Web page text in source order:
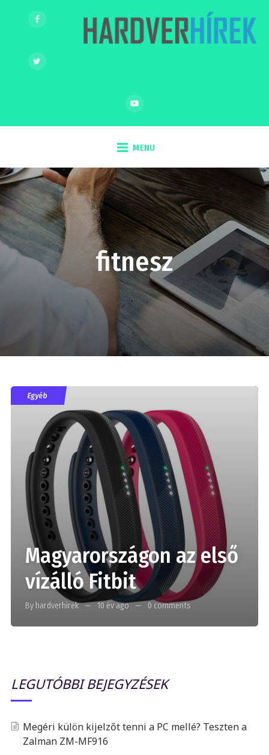
MENU
fitnesz
Egyéb
Magyarországon az első
vízálló Fitbit
By hardverhirek 10 év ago 0 comments
LEGUTÓBBI BEJEGYZÉSEK
Megéri külön kijelzőt tenni a PC mellé? Teszten a
Zalman ZM-MF916